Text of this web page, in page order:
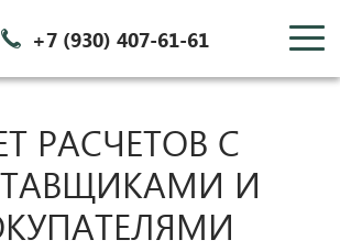
c +7 (930) 407-61-61
РАСЧЕТОВ С
И